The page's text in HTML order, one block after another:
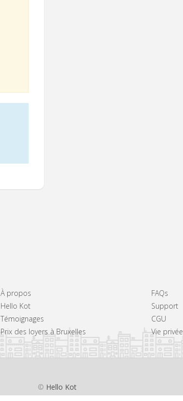
À propos
Hello Kot
Témoignages
Prix des loyers à Bruxelles
FAQs
Support
CGU
Vie privée
© Hello Kot